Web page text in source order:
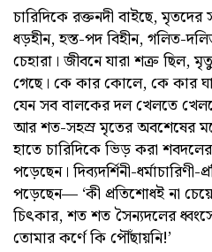
চারিদিকে রক্তনদী বাইছে,
ধড়হীন, হস্ত-পদ বিহীন, গলিত-
চেহারা। জীবনে যারা শত্রু ছিল,
গেছে। কে কার কোলে, কে কার
যেন সব বালকের দল খেলতে
আর শত-সহস্র মৃতের অবশেষের
হাতে চারিদিকে ভিড় করা
পড়েছেন। দিব্যদর্শিনী-ধর্মাচারিণী-
পড়েছেন— ‘কী প্রতিশোধই না
চিৎকার, শত শত সৈন্যদলের
তোমার কর্ণে কি পৌঁছায়নি!’